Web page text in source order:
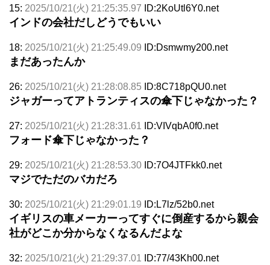
15: 2025/10/21(火) 21:25:35.97 ID:2KoUtl6Y0.net
インドの会社だしどうでもいい
18: 2025/10/21(火) 21:25:49.09 ID:Dsmwmy200.net
まだあったんか
26: 2025/10/21(火) 21:28:08.85 ID:8C718pQU0.net
ジャガーってアトランティスの傘下じゃなかった？
27: 2025/10/21(火) 21:28:31.61 ID:VIVqbA0f0.net
フォード傘下じゃなかった？
29: 2025/10/21(火) 21:28:53.30 ID:7O4JTFkk0.net
マジでただのバカだろ
30: 2025/10/21(火) 21:29:01.19 ID:L7lz/52b0.net
イギリスの車メーカーってすぐに倒産するから親会
社がどこか分からなくなるんだよな
32: 2025/10/21(火) 21:29:37.01 ID:77/43Kh00.net